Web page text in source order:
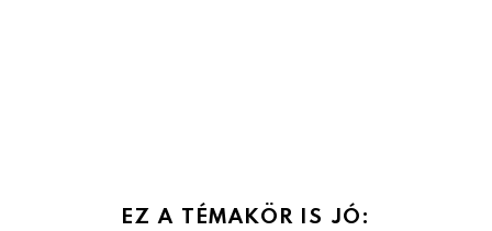
EZ A TÉMAKÖR IS JÓ: